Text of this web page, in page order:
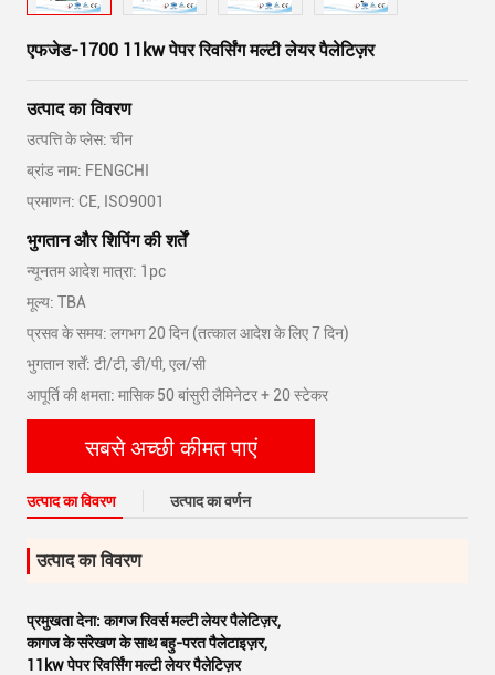
एफजेड-1700 11kw पेपर रिवर्सिंग मल्टी लेयर पैलेटिज़र
उत्पाद का विवरण
उत्पत्ति के प्लेस: चीन
ब्रांड नाम: FENGCHI
प्रमाणन: CE, ISO9001
भुगतान और शिपिंग की शर्तें
न्यूनतम आदेश मात्रा: 1pc
मूल्य: TBA
प्रसव के समय: लगभग 20 दिन (तत्काल आदेश के लिए 7 दिन)
भुगतान शर्तें: टी/टी, डी/पी, एल/सी
आपूर्ति की क्षमता: मासिक 50 बांसुरी लैमिनेटर + 20 स्टेकर
सबसे अच्छी कीमत पाएं
उत्पाद का विवरण उत्पाद का वर्णन
उत्पाद का विवरण
प्रमुखता देना:कागज रिवर्स मल्टी लेयर पैलेटिज़र,
कागज के संरेखण के साथ बहु-परत पैलेटाइज़र,
11kw पेपर रिवर्सिंग मल्टी लेयर पैलेटिज़र